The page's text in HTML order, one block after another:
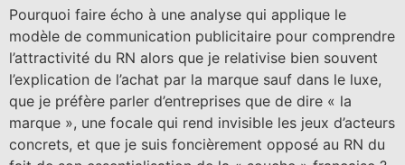
Pourquoi faire écho à une analyse qui applique le
modèle de communication publicitaire pour comprendre
l’attractivité du RN alors que je relativise bien souvent
l’explication de l’achat par la marque sauf dans le luxe,
que je préfère parler d’entreprises que de dire « la
marque », une focale qui rend invisible les jeux d’acteurs
concrets, et que je suis foncièrement opposé au RN du